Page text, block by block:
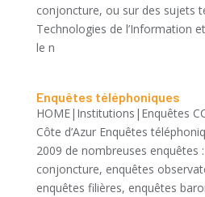
conjoncture, ou sur des sujets
Technologies de l’Information
le n
Enquêtes téléphoniques
HOME|Institutions|Enquêtes
Côte d’Azur Enquêtes
2009 de nombreuses enquêtes
conjoncture, enquêtes
enquêtes filières, enquêtes